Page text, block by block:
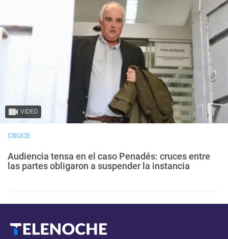
VIDEO
CRUCE
Audiencia tensa en el caso Penadés: cruces entre
las partes obligaron a suspender la instancia